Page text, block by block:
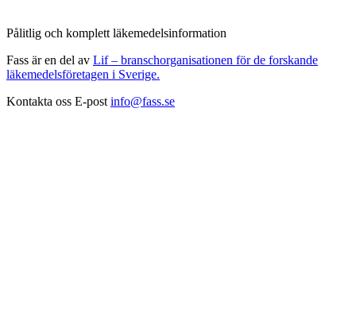
Pålitlig och komplett läkemedelsinformation
Fass är en del av Lif – branschorganisationen för de forskande
läkemedelsföretagen i Sverige.
Kontakta oss E-post info@fass.se